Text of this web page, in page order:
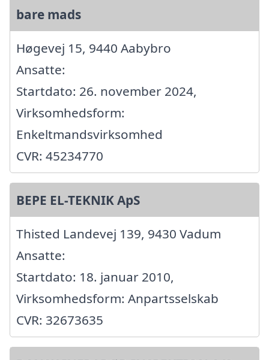
bare mads
Høgevej 15, 9440 Aabybro
Ansatte:
Startdato: 26. november 2024,
Virksomhedsform:
Enkeltmandsvirksomhed
CVR: 45234770
BEPE EL-TEKNIK ApS
Thisted Landevej 139, 9430 Vadum
Ansatte:
Startdato: 18. januar 2010,
Virksomhedsform: Anpartsselskab
CVR: 32673635